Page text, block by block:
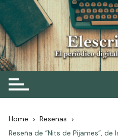
Skip
to
content
Elescritor.es
El periódico digital de los
Home
Reseñas
Reseña de “Nits de Pijames”, de